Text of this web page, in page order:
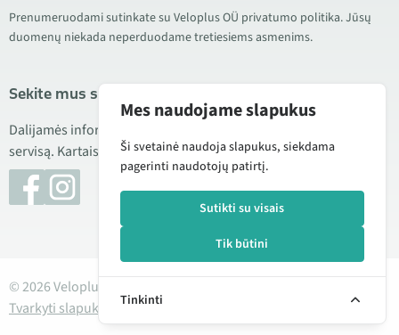
Prenumeruodami sutinkate su Veloplus OÜ privatumo politika. Jūsų
duomenų niekada neperduodame tretiesiems asmenims.
Sekite mus socialiniuose tinkluose
Dalijamės informacija apie geras kainas, naujus produktus ir
servisą. Kartais taip pat publikuojame produktų apžvalgas.
© 2026 Veloplus OÜ. Visos teisės saugomos
Tvarkyti slapukus
Mes naudojame slapukus
Ši svetainė naudoja slapukus, siekdama
pagerinti naudotojų patirtį.
Sutikti su visais
Tik būtini
Tinkinti